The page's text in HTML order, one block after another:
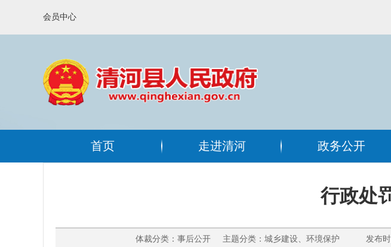
会员中心
首页 走进清河 政务公开
行政处
体裁分类：事后公开 主题分类：城乡建设、环境保护 发布